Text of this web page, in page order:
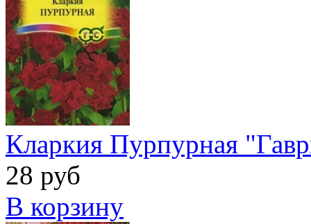
Кларкия Пурпурная
28 руб
В корзину